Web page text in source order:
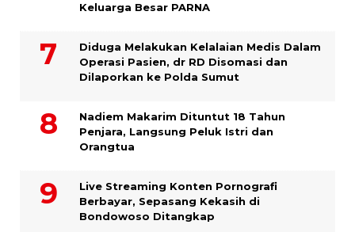
Keluarga Besar PARNA
Diduga Melakukan Kelalaian Medis Dalam
Operasi Pasien, dr RD Disomasi dan
Dilaporkan ke Polda Sumut
​Nadiem Makarim Dituntut 18 Tahun
Penjara, Langsung Peluk Istri dan
Orangtua
Live Streaming Konten Pornografi
Berbayar, Sepasang Kekasih di
Bondowoso Ditangkap